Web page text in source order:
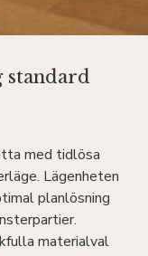
standard
med tidlösa
Lägenheten
planlösning
materialval